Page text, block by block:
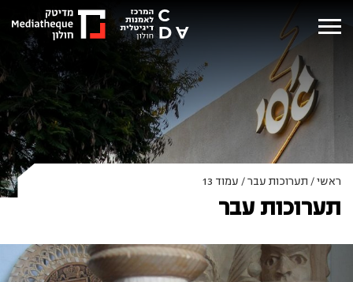
ראשי / תערוכות עבר / עמוד 13
תערוכות עבר